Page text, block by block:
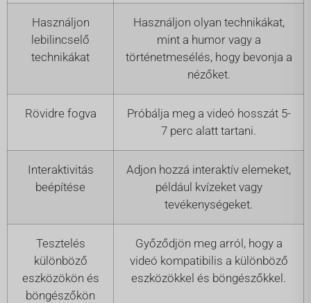
Használjon
lebilincselő
technikákat
Használjon olyan technikákat,
mint a humor vagy a
történetmesélés, hogy bevonja a
nézőket.
Rövidre fogva
Próbálja meg a videó hosszát 5-
7 perc alatt tartani.
Interaktivitás
beépítése
Adjon hozzá interaktív elemeket,
például kvízeket vagy
tevékenységeket.
Tesztelés
különböző
eszközökön és
böngészőkön
Győződjön meg arról, hogy a
videó kompatibilis a különböző
eszközökkel és böngészőkkel.